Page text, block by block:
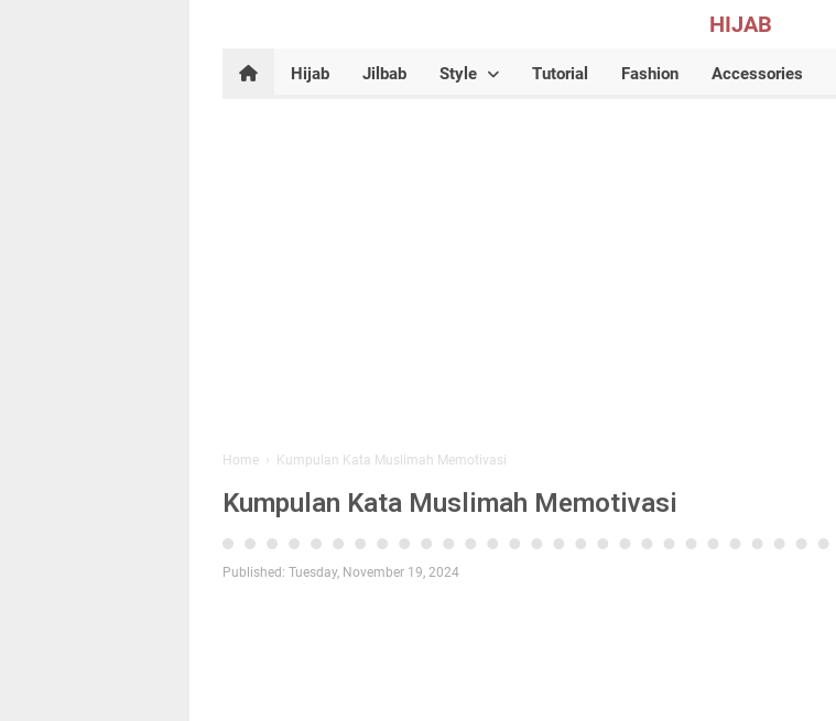
HIJAB
Hijab Jilbab Style Tutorial Fashion Accessories
Home › Kumpulan Kata Muslimah Memotivasi
Kumpulan Kata Muslimah Memotivasi
Published: Tuesday, November 19, 2024